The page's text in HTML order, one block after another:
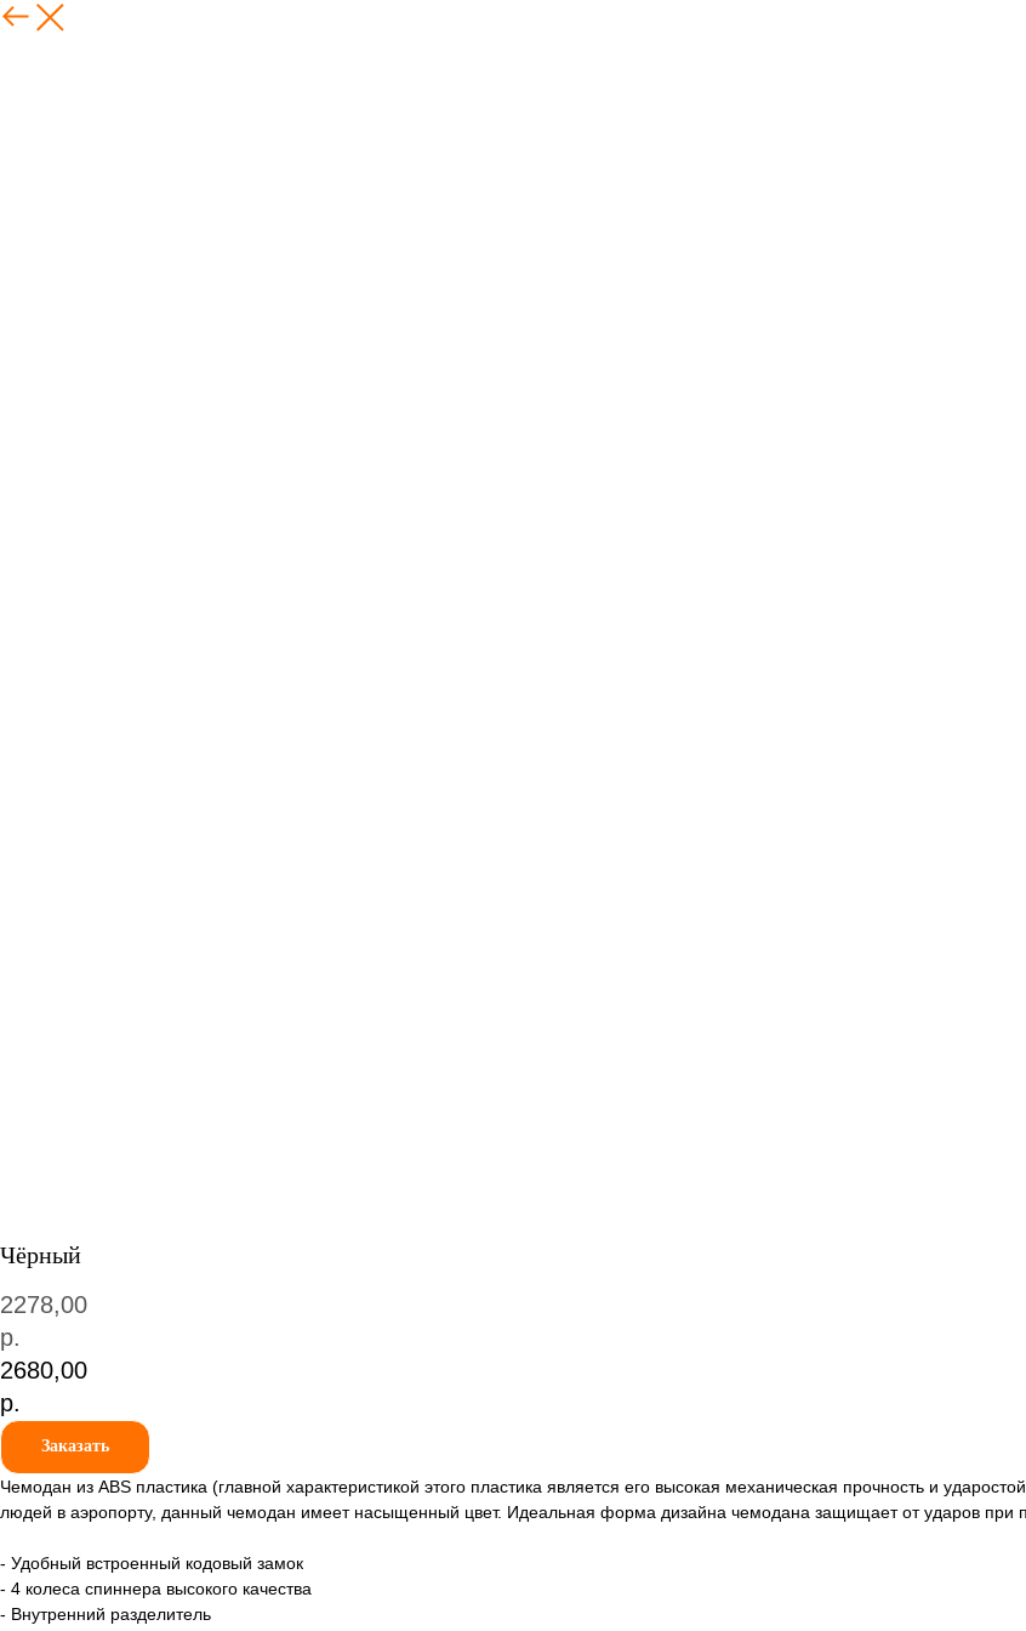
Чёрный
2278,00
р.
2680,00
р.
Заказать
Чемодан из ABS пластика (главной характеристикой этого пластика является его высокая механическая прочность и
людей в аэропорту, данный чемодан имеет насыщенный цвет. Идеальная форма дизайна чемодана защищает от ударов при
- Удобный встроенный кодовый замок
- 4 колеса спиннера высокого качества
- Внутренний разделитель